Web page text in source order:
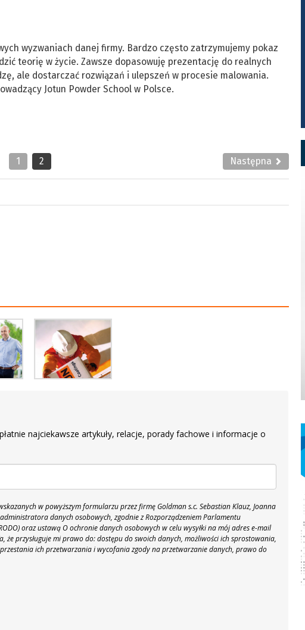
wyzwaniach danej firmy. Bardzo często zatrzymujemy pokaz
teorię w życie. Zawsze dopasowuję prezentację do realnych
ale dostarczać rozwiązań i ulepszeń w procesie malowania.
Jotun Powder School w Polsce.
1 2 Następna
najciekawsze artykuły, relacje, porady fachowe i informacje o
w powyższym formularzu przez firmę Goldman s.c. Sebastian Klauz, Joanna
danych osobowych, zgodnie z Rozporządzeniem Parlamentu
oraz ustawą O ochronie danych osobowych w celu wysyłki na mój adres e-mail
że przysługuje mi prawo do: dostępu do swoich danych, możliwości ich sprostowania,
ich przetwarzania i wycofania zgody na przetwarzanie danych, prawo do